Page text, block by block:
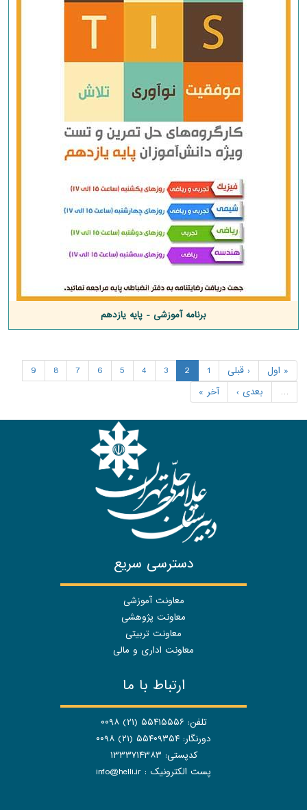
برنامه آموزشی - پایه یازدهم
« اول ‹ قبلی 1
2
3
4
5
6
7
8
9
…
بعدی › آخر »
دسترسی سریع
معاونت آموزشی
معاونت پژوهشی
معاونت تربیتی
معاونت اداری و مالی
ارتباط با ما
تلفن: ۵۵۴۱۵۵۵۶ (۲۱) ۰۰۹۸
دورنگار: ۵۵۴۰۹۳۵۴ (۲۱) ۰۰۹۸
کدپستی: ۱۳۳۳۷۱۴۳۸۳
پست الکترونیک : info@helli.ir